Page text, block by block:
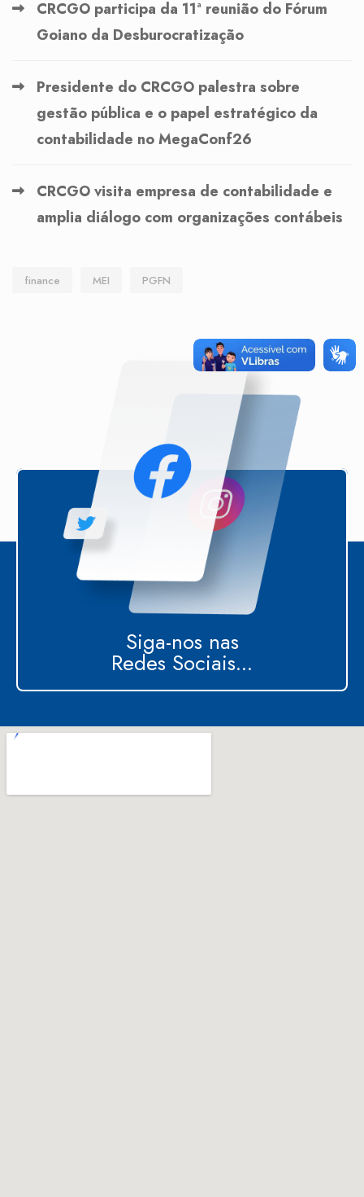
CRCGO participa da 11ª reunião do Fórum
Goiano da Desburocratização
Presidente do CRCGO palestra sobre
gestão pública e o papel estratégico da
contabilidade no MegaConf26
CRCGO visita empresa de contabilidade e
amplia diálogo com organizações contábeis
finance MEI PGFN
Siga-nos nas
Redes Sociais...